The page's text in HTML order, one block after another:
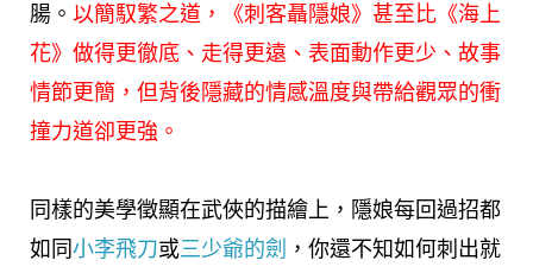
腸。 以簡馭繁之道，《刺客聶隱娘》甚至比《海上
花》做得更徹底、走得更遠、表面動作更少、故事
情節更簡，但背後隱藏的情感溫度與帶給觀眾的衝
撞力道卻更強。
同樣的美學徵顯在武俠的描繪上，隱娘每回過招都
如同 小李飛刀或三少爺的劍 ，你還不知如何刺出就